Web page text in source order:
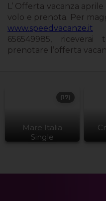
L’ Offerta vacanza
volo e prenota. Per
www.speedvacanze.it
656549985,
prenotare l’offerta
Mare Italia
Single
(17)